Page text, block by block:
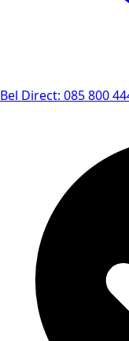
Bel Direct: 085 800